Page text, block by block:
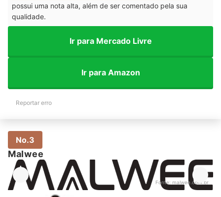
possui uma nota alta, além de ser comentado pela sua
qualidade.
Ir para Mercado Livre
Ir para Amazon
Reportar erro
No.3
Malwee
Fonte: malwee.com.br